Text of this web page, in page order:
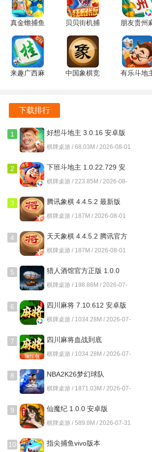
2. 善用策略：玩家应根据手中的牌灵活制
顺序和对手的可能反应，做到心中有数。
3. 观察对手：注意观察对手的出牌习惯和
己的游戏计划，抓住对手的弱点，增加获
游戏评测
金牌斗地主凭借其独特的设计和多样的玩
手游中脱颖而出。游戏画面精美，角色形
的视觉享受。玩法上，经典与创新相结合
斗地主的魅力，还通过竞技模式提升了游
一款值得推荐的棋牌类手游，能够带给玩
和乐趣。
卓版
卓版
真金蟾捕鱼
5.5.2.0 安
卓版
贝贝街机捕
鱼
1.0.20051
官方版
朋友贵州
将 1.1.3.3
安卓版
来趣广西麻
中国象棋竞
有乐斗地
下载排行
1 好想斗地主 3.0.16 安卓版
棋牌桌游 / 68.03M / 2026-08-01
2
下班斗地主 1.0.22.729 安
卓版
棋牌桌游 / 223.85M / 2026-08-
3 腾讯象棋 4.4.5.2 最新版
棋牌桌游 / 187M / 2026-08-01
4
天天象棋 4.4.5.2 腾讯官方
版
棋牌桌游 / 187M / 2026-08-01
5
猎人酒馆官方正版 1.0.0
1.0.0 安卓版
棋牌桌游 / 198.86M / 2026-07-
6 四川麻将 7.10.612 安卓版
棋牌桌游 / 1034.28M / 2026-07-
7
四川麻将血战到底
7.10.612 安卓版
棋牌桌游 / 1034.28M / 2026-07-
8
NBA2K26梦幻球队
403.03.505308211 安卓版
棋牌桌游 / 1871.03M / 2026-07-
9 仙魔纪 1.0.0 安卓版
棋牌桌游 / 589.8M / 2026-07-31
10
指尖捕鱼vivo版本